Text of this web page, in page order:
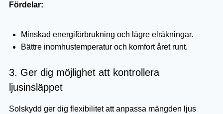
Fördelar:
Minskad energiförbrukning och lägre elräkningar.
Bättre inomhustemperatur och komfort året runt.
3. Ger dig möjlighet att kontrollera
ljusinsläppet
Solskydd ger dig flexibilitet att anpassa mängden ljus